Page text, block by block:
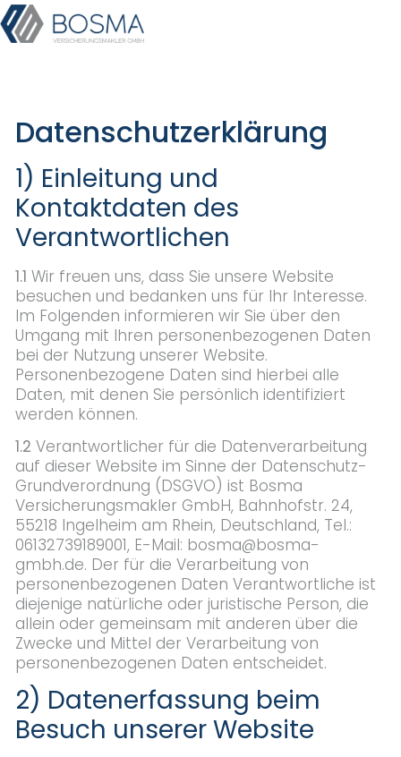
Datenschutzerklärung
1) Einleitung und
Kontaktdaten des
Verantwortlichen
1.1 Wir freuen uns, dass Sie unsere Website
besuchen und bedanken uns für Ihr Interesse.
Im Folgenden informieren wir Sie über den
Umgang mit Ihren personenbezogenen Daten
bei der Nutzung unserer Website.
Personenbezogene Daten sind hierbei alle
Daten, mit denen Sie persönlich identifiziert
werden können.
1.2 Verantwortlicher für die Datenverarbeitung
auf dieser Website im Sinne der Datenschutz-
Grundverordnung (DSGVO) ist Bosma
Versicherungsmakler GmbH, Bahnhofstr. 24,
55218 Ingelheim am Rhein, Deutschland, Tel.:
06132739189001, E-Mail: bosma@bosma-
gmbh.de. Der für die Verarbeitung von
personenbezogenen Daten Verantwortliche ist
diejenige natürliche oder juristische Person, die
allein oder gemeinsam mit anderen über die
Zwecke und Mittel der Verarbeitung von
personenbezogenen Daten entscheidet.
2) Datenerfassung beim
Besuch unserer Website